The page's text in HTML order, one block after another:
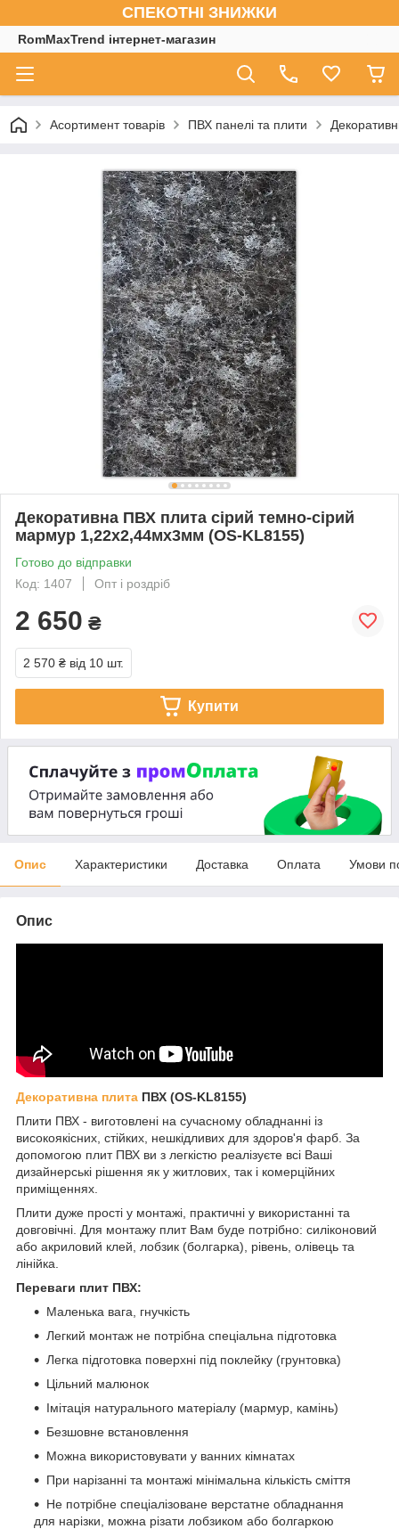
СПЕКОТНІ ЗНИЖКИ
RomMaxTrend інтернет-магазин
Асортимент товарів ПВХ панелі та плити
Декоративна ПВХ плита сірий темно-сірий
мармур 1,22х2,44мх3мм (OS-KL8155)
Готово до відправки
Код: 1407
Опт і роздріб
2 650 ₴
2 570 ₴ від 10 шт.
Купити
Опис Характеристики Доставка Оплата Умови
Опис
Декоративна плита ПВХ (OS-KL8155)
Плити ПВХ - виготовлені на сучасному обладнанні із
високоякісних, стійких, нешкідливих для здоров'я фарб. За
допомогою плит ПВХ ви з легкістю реалізуєте всі Ваші
дизайнерські рішення як у житлових, так і комерційних
приміщеннях.
Плити дуже прості у монтажі, практичні у використанні та
довговічні. Для монтажу плит Вам буде потрібно: силіконовий
або акриловий клей, лобзик (болгарка), рівень, олівець та
лінійка.
Переваги плит ПВХ:
Маленька вага, гнучкість
Легкий монтаж не потрібна спеціальна підготовка
Легка підготовка поверхні під поклейку (грунтовка)
Цільний малюнок
Імітація натурального матеріалу (мармур, камінь)
Безшовне встановлення
Можна використовувати у ванних кімнатах
При нарізанні та монтажі мінімальна кількість сміття
Не потрібне спеціалізоване верстатне обладнання
для нарізки, можна різати лобзиком або болгаркою